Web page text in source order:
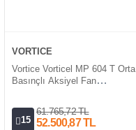
VORTICE
Vortice Vorticel MP 604 T Orta
Basınçlı Aksiyel Fan
15
61.765,72 TL
52.500,87 TL